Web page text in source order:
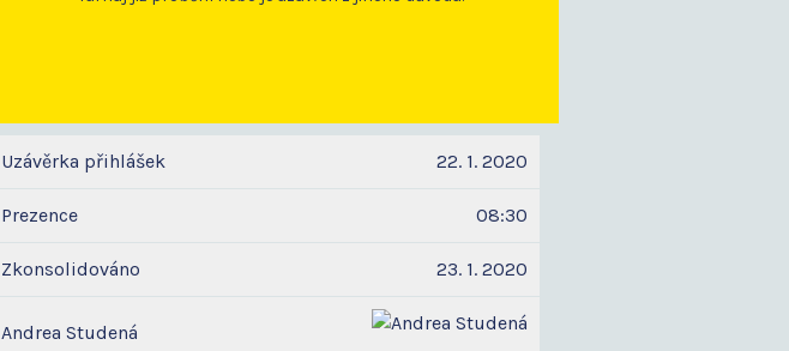
Uzávěrka přihlášek 22. 1. 2020
Prezence 08:30
Zkonsolidováno 23. 1. 2020
Andrea Studená